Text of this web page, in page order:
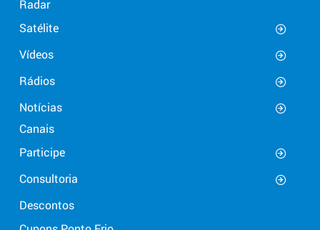
Radar
Satélite
Vídeos
Rádios
Notícias
Canais
Participe
Consultoria
Descontos